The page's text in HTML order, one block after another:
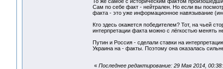
Сам по себе факт - нейтрален. Но если вы
факта - это уже информационное навязывание
Кто здесь окажется победителем? Тот, на чьей
интерпретации факта можно с лёгкостью менять
Путин и Россия - сделали ставки на
Украина на - факты. Поэтому она оказалась
« Последнее редактирование: 29 Мая 2014,